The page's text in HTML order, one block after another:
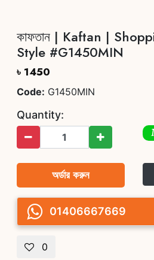
কাফতান | Kaftan |
Style #G1450MIN
৳ 1450
Code: G1450MIN
Quantity:
অর্ডার করুন
01406667669
0